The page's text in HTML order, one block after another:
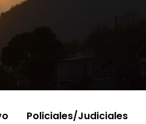
Policiales/Judiciales